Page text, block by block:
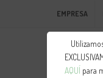
AQUÍ para
EMPRESA